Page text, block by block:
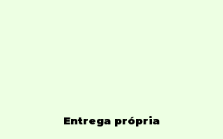
Entrega própria